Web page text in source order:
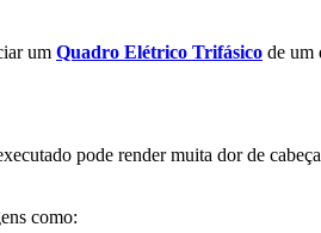
um Quadro Elétrico Trifásico de um
pode render muita dor de
como: